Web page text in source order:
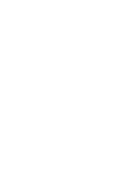
与此同